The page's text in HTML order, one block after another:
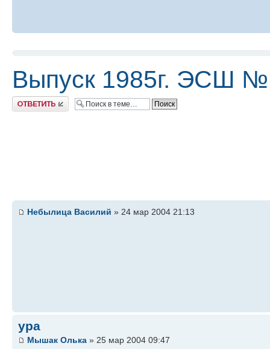
Выпуск 1985г. ЭСШ
Ответить
Небылица Василий » 24 мар 2004 21:13
ура
Мышак Олька » 25 мар 2004 09:47